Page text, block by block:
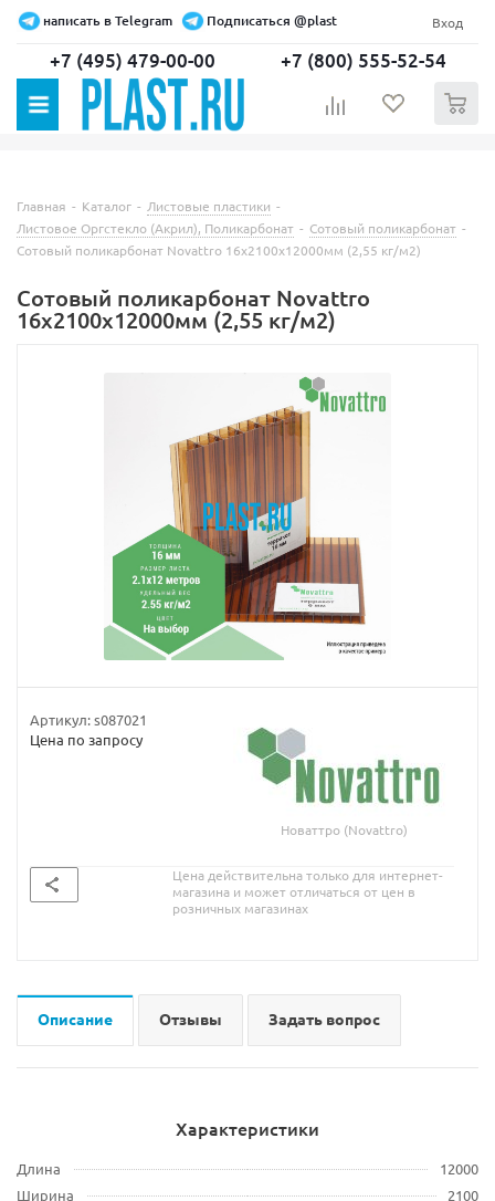
написать в Telegram Подписаться @plast Вход
+7 (495) 479-00-00 +7 (800) 555-52-54
Главная - Каталог - Листовые пластики -
Листовое Оргстекло (Акрил), Поликарбонат - Сотовый поликарбонат -
Сотовый поликарбонат Novattro 16х2100х12000мм (2,55 кг/м2)
Сотовый поликарбонат Novattro
16х2100х12000мм (2,55 кг/м2)
Артикул:s087021
Цена по запросу
Новаттро (Novattro)
Цена действительна только для интернет-
магазина и может отличаться от цен в
розничных магазинах
Описание Отзывы Задать вопрос
Характеристики
Длина
12000
Ширина
2100